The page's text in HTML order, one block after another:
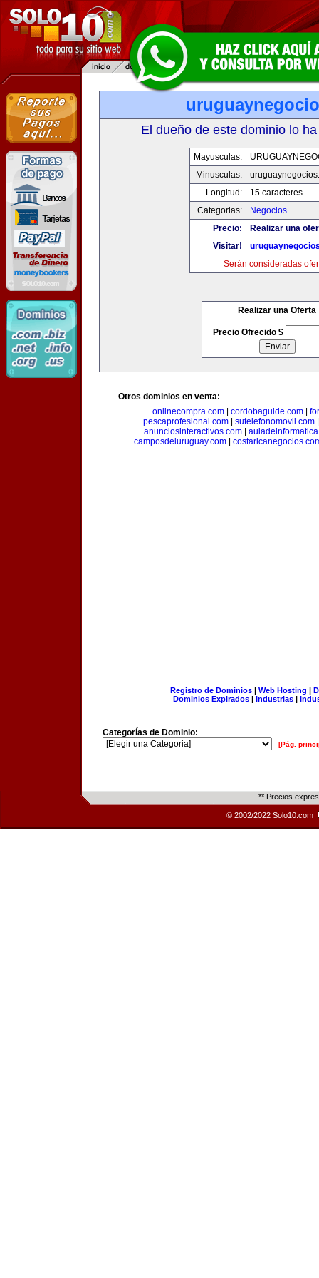
El dueño de este dominio lo
Mayusculas:
Minusculas:
Longitud:
15 caracteres
Categorias:
Negocios
Precio:
Realizar una
Visitar!
Serán consideradas
Realizar una Oferta
Precio Ofrecido $
Otros dominios en venta:
onlinecompra.com| cordobaguide.com|
pescaprofesional.com| sutelefonomovil.com
anunciosinteractivos.com|
camposdeluruguay.com|
Registro de Dominios| Web Hosting |
Dominios Expirados | Industrias |
Categorías de Dominio:
[Pág.
** Precios
© 2002/2022 Solo10.com